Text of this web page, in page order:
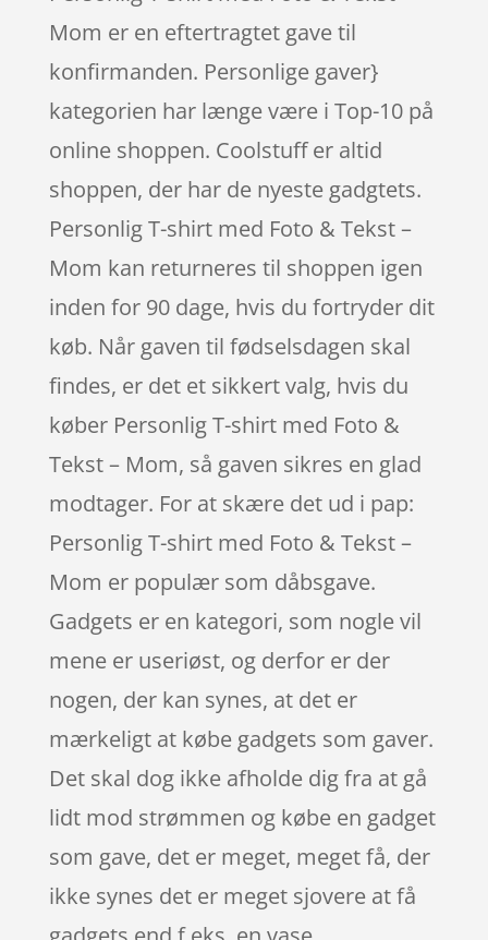
Mom er en eftertragtet gave til
konfirmanden. Personlige gaver}
kategorien har længe være i Top-10 på
online shoppen. Coolstuff er altid
shoppen, der har de nyeste gadgtets.
Personlig T-shirt med Foto & Tekst –
Mom kan returneres til shoppen igen
inden for 90 dage, hvis du fortryder dit
køb. Når gaven til fødselsdagen skal
findes, er det et sikkert valg, hvis du
køber Personlig T-shirt med Foto &
Tekst – Mom, så gaven sikres en glad
modtager. For at skære det ud i pap:
Personlig T-shirt med Foto & Tekst –
Mom er populær som dåbsgave.
Gadgets er en kategori, som nogle vil
mene er useriøst, og derfor er der
nogen, der kan synes, at det er
mærkeligt at købe gadgets som gaver.
Det skal dog ikke afholde dig fra at gå
lidt mod strømmen og købe en gadget
som gave, det er meget, meget få, der
ikke synes det er meget sjovere at få